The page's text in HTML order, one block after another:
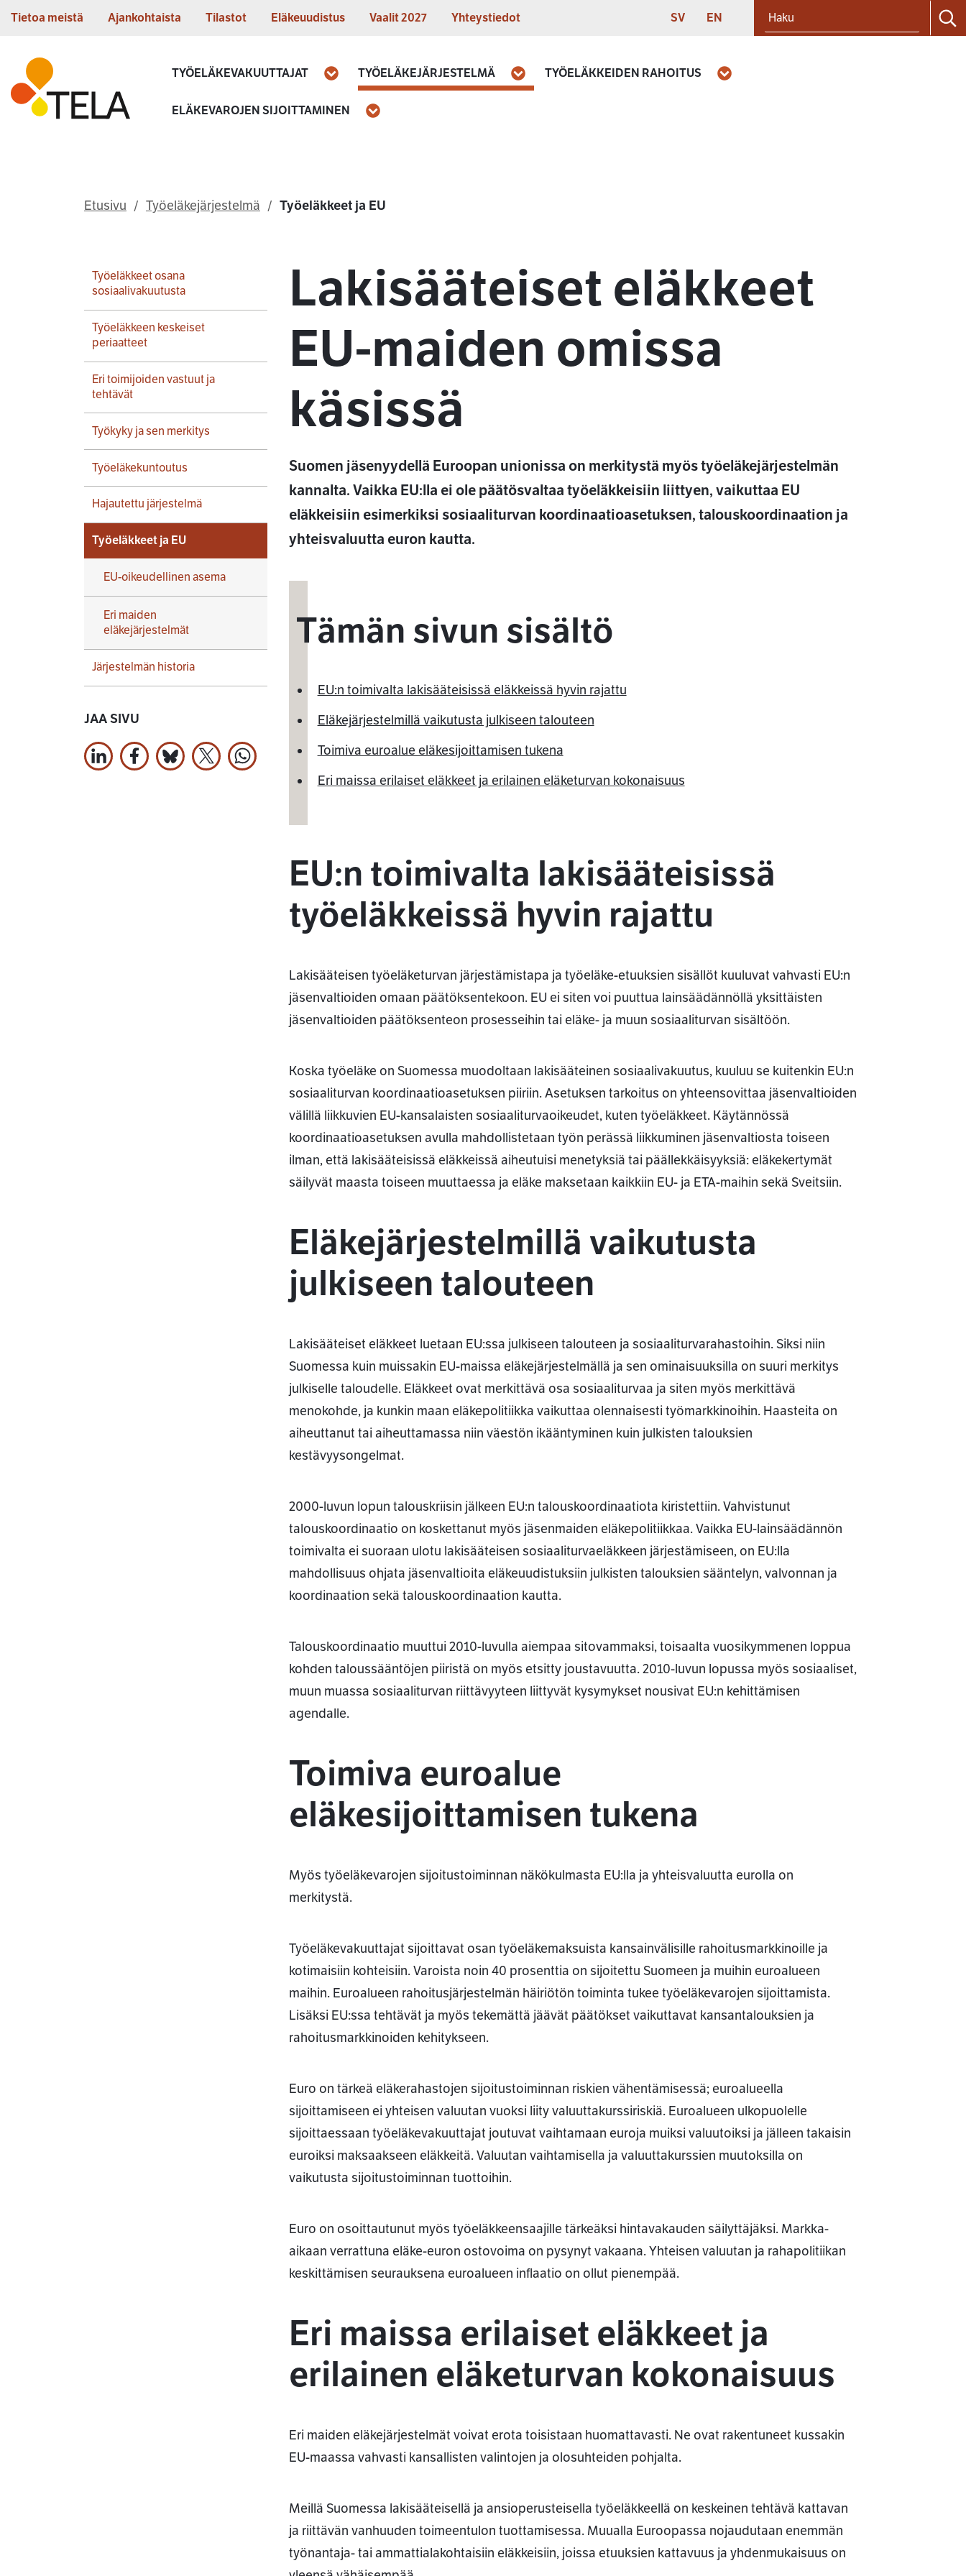
Siirry sisältöön
Tietoa meistä Ajankohtaista Tilastot Eläkeuudistus Vaalit 2027 Yhteystiedot SVENSKA
SV ENGLISH
EN
Etusivu
TYÖELÄKEVAKUUTTAJAT Avaa TYÖELÄKEJÄRJESTELMÄ Avaa TYÖELÄKKEIDEN RAHOITUS Avaa
ELÄKEVAROJEN SIJOITTAMINEN Avaa
Etusivu Työeläkejärjestelmä Työeläkkeet ja EU
Lakisääteiset eläkkeet
EU-maiden omissa
käsissä
Suomen jäsenyydellä Euroopan unionissa on merkitystä myös työeläkejärjestelmän
kannalta. Vaikka EU:lla ei ole päätösvaltaa työeläkkeisiin liittyen, vaikuttaa EU
eläkkeisiin esimerkiksi sosiaaliturvan koordinaatioasetuksen, talouskoordinaation ja
yhteisvaluutta euron kautta.
Tämän sivun sisältö
EU:n toimivalta lakisääteisissä eläkkeissä hyvin rajattu
Eläkejärjestelmillä vaikutusta julkiseen talouteen
Toimiva euroalue eläkesijoittamisen tukena
Eri maissa erilaiset eläkkeet ja erilainen eläketurvan kokonaisuus
EU:n toimivalta lakisääteisissä
työeläkkeissä hyvin rajattu
Lakisääteisen työeläketurvan järjestämistapa ja työeläke-etuuksien sisällöt kuuluvat vahvasti EU:n
jäsenvaltioiden omaan päätöksentekoon. EU ei siten voi puuttua lainsäädännöllä yksittäisten
jäsenvaltioiden päätöksenteon prosesseihin tai eläke- ja muun sosiaaliturvan sisältöön.
Koska työeläke on Suomessa muodoltaan lakisääteinen sosiaalivakuutus, kuuluu se kuitenkin EU:n
sosiaaliturvan koordinaatioasetuksen piiriin. Asetuksen tarkoitus on yhteensovittaa jäsenvaltioiden
välillä liikkuvien EU-kansalaisten sosiaaliturvaoikeudet, kuten työeläkkeet. Käytännössä
koordinaatioasetuksen avulla mahdollistetaan työn perässä liikkuminen jäsenvaltiosta toiseen
ilman, että lakisääteisissä eläkkeissä aiheutuisi menetyksiä tai päällekkäisyyksiä: eläkekertymät
säilyvät maasta toiseen muuttaessa ja eläke maksetaan kaikkiin EU- ja ETA-maihin sekä Sveitsiin.
Eläkejärjestelmillä vaikutusta
julkiseen talouteen
Lakisääteiset eläkkeet luetaan EU:ssa julkiseen talouteen ja sosiaaliturvarahastoihin. Siksi niin
Suomessa kuin muissakin EU-maissa eläkejärjestelmällä ja sen ominaisuuksilla on suuri merkitys
julkiselle taloudelle. Eläkkeet ovat merkittävä osa sosiaaliturvaa ja siten myös merkittävä
menokohde, ja kunkin maan eläkepolitiikka vaikuttaa olennaisesti työmarkkinoihin. Haasteita on
aiheuttanut tai aiheuttamassa niin väestön ikääntyminen kuin julkisten talouksien
kestävyysongelmat.
2000-luvun lopun talouskriisin jälkeen EU:n talouskoordinaatiota kiristettiin. Vahvistunut
talouskoordinaatio on koskettanut myös jäsenmaiden eläkepolitiikkaa. Vaikka EU-lainsäädännön
toimivalta ei suoraan ulotu lakisääteisen sosiaaliturvaeläkkeen järjestämiseen, on EU:lla
mahdollisuus ohjata jäsenvaltioita eläkeuudistuksiin julkisten talouksien sääntelyn, valvonnan ja
koordinaation sekä talouskoordinaation kautta.
Talouskoordinaatio muuttui 2010-luvulla aiempaa sitovammaksi, toisaalta vuosikymmenen loppua
kohden taloussääntöjen piiristä on myös etsitty joustavuutta. 2010-luvun lopussa myös sosiaaliset,
muun muassa sosiaaliturvan riittävyyteen liittyvät kysymykset nousivat EU:n kehittämisen
agendalle.
Toimiva euroalue
eläkesijoittamisen tukena
Myös työeläkevarojen sijoitustoiminnan näkökulmasta EU:lla ja yhteisvaluutta eurolla on
merkitystä.
Työeläkevakuuttajat sijoittavat osan työeläkemaksuista kansainvälisille rahoitusmarkkinoille ja
kotimaisiin kohteisiin. Varoista noin 40 prosenttia on sijoitettu Suomeen ja muihin euroalueen
maihin. Euroalueen rahoitusjärjestelmän häiriötön toiminta tukee työeläkevarojen sijoittamista.
Lisäksi EU:ssa tehtävät ja myös tekemättä jäävät päätökset vaikuttavat kansantalouksien ja
rahoitusmarkkinoiden kehitykseen.
Euro on tärkeä eläkerahastojen sijoitustoiminnan riskien vähentämisessä; euroalueella
sijoittamiseen ei yhteisen valuutan vuoksi liity valuuttakurssiriskiä. Euroalueen ulkopuolelle
sijoittaessaan työeläkevakuuttajat joutuvat vaihtamaan euroja muiksi valuutoiksi ja jälleen takaisin
euroiksi maksaakseen eläkkeitä. Valuutan vaihtamisella ja valuuttakurssien muutoksilla on
vaikutusta sijoitustoiminnan tuottoihin.
Euro on osoittautunut myös työeläkkeensaajille tärkeäksi hintavakauden säilyttäjäksi. Markka-
aikaan verrattuna eläke-euron ostovoima on pysynyt vakaana. Yhteisen valuutan ja rahapolitiikan
keskittämisen seurauksena euroalueen inflaatio on ollut pienempää.
Eri maissa erilaiset eläkkeet ja
erilainen eläketurvan kokonaisuus
Eri maiden eläkejärjestelmät voivat erota toisistaan huomattavasti. Ne ovat rakentuneet kussakin
EU-maassa vahvasti kansallisten valintojen ja olosuhteiden pohjalta.
Meillä Suomessa lakisääteisellä ja ansioperusteisella työeläkkeellä on keskeinen tehtävä kattavan
ja riittävän vanhuuden toimeentulon tuottamisessa. Muualla Euroopassa nojaudutaan enemmän
työnantaja- tai ammattialakohtaisiin eläkkeisiin, joissa etuuksien kattavuus ja yhdenmukaisuus on
Työeläkkeet osana
sosiaalivakuutusta
Työeläkkeen keskeiset
periaatteet
Eri toimijoiden vastuut ja
tehtävät
Työkyky ja sen merkitys
Työeläkekuntoutus
Hajautettu järjestelmä
Työeläkkeet ja EU
EU-oikeudellinen asema
Eri maiden
eläkejärjestelmät
Järjestelmän historia
JAA SIVU
Jaa LinkedInissä
Jaa Facebookissa
Jaa Bluesky:ssa
Jaa X:ssäJaa WhatsApissa